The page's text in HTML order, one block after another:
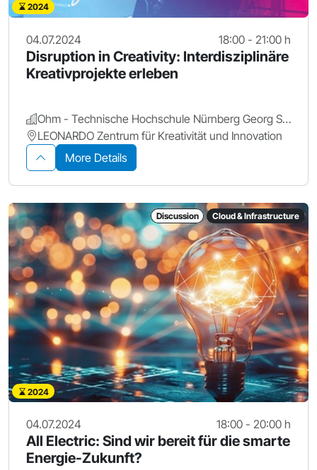
2024
04.07.2024 18:00 - 21:00 h
Disruption in Creativity: Interdisziplinäre
Kreativprojekte erleben
Ohm - Technische Hochschule Nürnberg Georg Simon Ohm
LEONARDO Zentrum für Kreativität und Innovation
More Details
Discussion Cloud & Infrastructure
2024
04.07.2024 18:00 - 20:00 h
All Electric: Sind wir bereit für die smarte
Energie-Zukunft?